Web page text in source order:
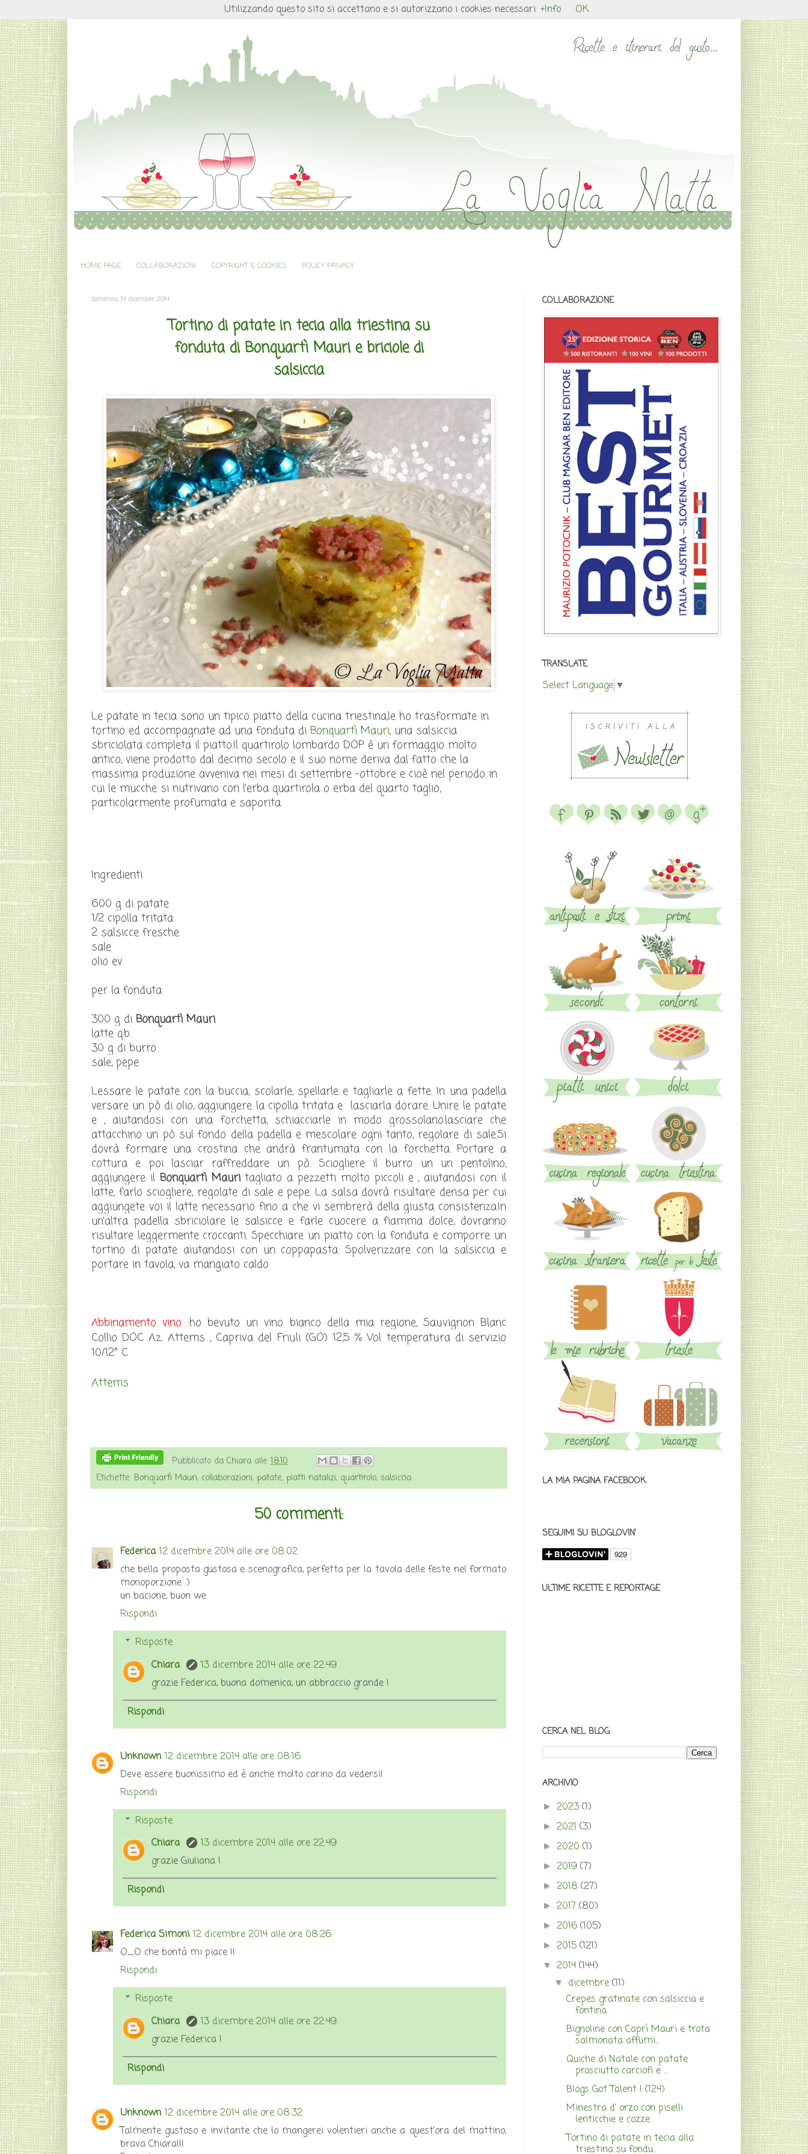
HOME PAGE COLLABORAZIONI COPYRIGHT E COOKIES POLICY PRIVACY
domenica 14 dicembre 2014
Tortino di patate in tecia alla triestina su
fonduta di Bonquartì Mauri e briciole di
salsiccia
Le patate in tecia sono un tipico piatto della cucina triestina,le ho trasformate in
tortino ed accompagnate ad una fonduta di Bonquartì Mauri, una salsiccia
sbriciolata completa il piatto.Il quartirolo lombardo DOP è un formaggio molto
antico, viene prodotto dal decimo secolo e il suo nome deriva dal fatto che la
massima produzione avveniva nei mesi di settembre -ottobre e cioè nel periodo in
cui le mucche si nutrivano con l'erba quartirola o erba del quarto taglio,
particolarmente profumata e saporita.
Ingredienti
600 g di patate
1/2 cipolla tritata
2 salsicce fresche
sale
olio ev
per la fonduta
300 g di Bonquartì Mauri
latte q.b.
30 g di burro
sale, pepe
Lessare le patate con la buccia, scolarle, spellarle e tagliarle a fette. In una padella
versare un pò di olio, aggiungere la cipolla tritata e lasciarla dorare. Unire le patate
e , aiutandosi con una forchetta, schiacciarle in modo grossolano.lasciare che
attacchino un pò sul fondo della padella e mescolare ogni tanto, regolare di sale.Si
dovrà formare una crostina che andrà frantumata con la forchetta. Portare a
cottura e poi lasciar raffreddare un pò. Sciogliere il burro un un pentolino,
aggiungere il Bonquartì Mauritagliato a pezzetti molto piccoli e , aiutandosi con il
latte, farlo sciogliere, regolate di sale e pepe. La salsa dovrà risultare densa per cui
aggiungete voi il latte necessario fino a che vi sembrerà della giusta consistenza.In
un'altra padella sbriciolare le salsicce e farle cuocere a fiamma dolce, dovranno
risultare leggermente croccanti. Specchiare un piatto con la fonduta e comporre un
tortino di patate aiutandosi con un coppapasta. Spolverizzare con la salsiccia e
portare in tavola, va mangiato caldo
Abbinamento vino :ho bevuto un vino bianco della mia regione, Sauvignon Blanc
Collio DOC Az. Attems , Capriva del Friuli (GO) 12,5 % Vol temperatura di servizio
10/12° C
Attems
Pubblicato daChiara alle18:10
Etichette: Bonquartì Mauri, collaborazioni, patate, piatti natalizi, quartirolo, salsiccia
50 commenti:
Federica 12 dicembre 2014 alle ore 08:02
che bella proposta gustosa e scenografica, perfetta per la tavola delle feste nel formato
monoporzione :)
un bacione, buon we
Rispondi
Risposte
Chiara
13 dicembre 2014 alle ore 22:49
grazie Federica, buona domenica, un abbraccio grande !
Rispondi
Unknown 12 dicembre 2014 alle ore 08:16
Deve essere buonissimo ed è anche molto carino da vedersi!
Rispondi
Risposte
Chiara
13 dicembre 2014 alle ore 22:49
grazie Giuliana !
Rispondi
Federica Simoni 12 dicembre 2014 alle ore 08:26
O_O che bontà mi piace !!
Rispondi
Risposte
Chiara
13 dicembre 2014 alle ore 22:49
grazie Federica !
Rispondi
Unknown 12 dicembre 2014 alle ore 08:32
Talmente gustoso e invitante che lo mangerei volentieri anche a quest'ora del mattino,
brava Chiara!!!
COLLABORAZIONE
TRANSLATE
Select Language ▼
LA MIA PAGINA FACEBOOK
SEGUIMI SU BLOGLOVIN'
ULTIME RICETTE E REPORTAGE
CERCA NEL BLOG
ARCHIVIO
► 2023 (1)
► 2021 (3)
► 2020 (1)
► 2019 (7)
► 2018 (27)
► 2017 (80)
► 2016 (105)
► 2015 (121)
▼ 2014 (144)
▼ dicembre(11)
Crepes gratinate con salsiccia e
fontina
Bignoline con Caprì Mauri e trota
salmonata affumi...
Quiche di Natale con patate
prosciutto carciofi e ...
Blogs Got Talent ! (124)
Minestra d' orzo con piselli
lenticchie e cozze
Tortino di patate in tecia alla
triestina su fondu...
Utilizzando questo sito si accettano e si autorizzano i cookies necessari +Info OK